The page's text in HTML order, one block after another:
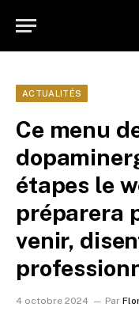
ACTUALITÉS
Ce menu
étapes le
préparera
venir,
4 octobre 2024 Par